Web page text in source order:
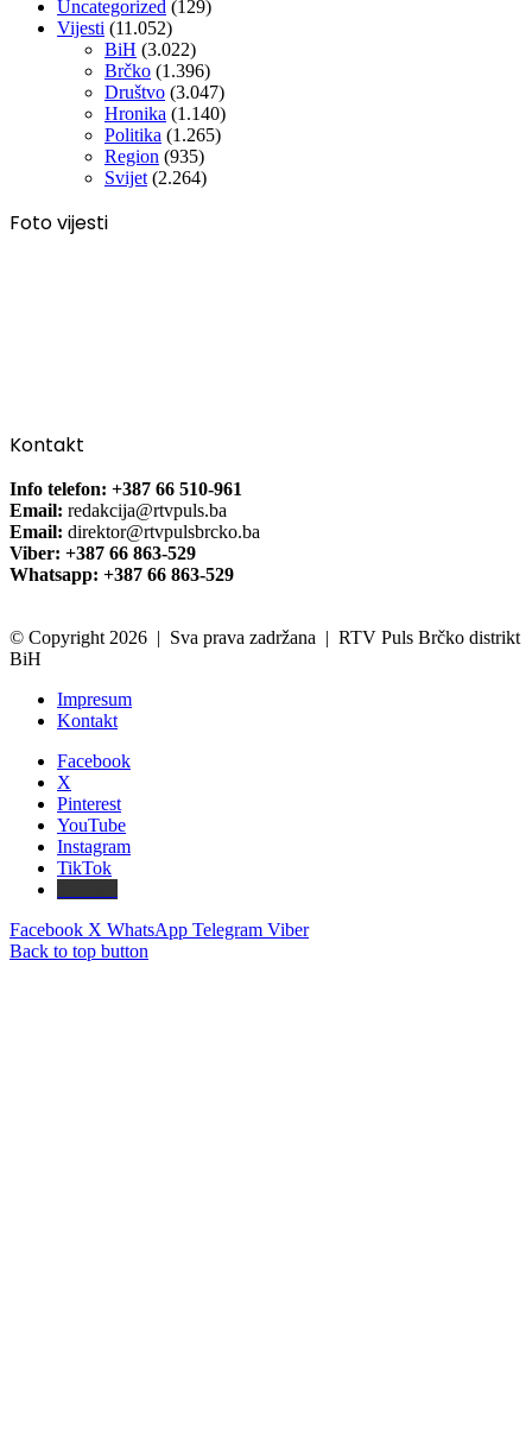
Uncategorized (129)
Vijesti (11.052)
BiH (3.022)
Brčko (1.396)
Društvo (3.047)
Hronika (1.140)
Politika (1.265)
Region (935)
Svijet (2.264)
Foto vijesti
Kontakt
Info telefon: +387 66 510-961
Email: redakcija@rtvpuls.ba
Email: direktor@rtvpulsbrcko.ba
Viber: +387 66 863-529
Whatsapp: +387 66 863-529
© Copyright 2026 | Sva prava zadržana | RTV Puls Brčko distrikt
BiH
Impresum
Kontakt
Facebook
X
Pinterest
YouTube
Instagram
TikTok
Facebook X WhatsApp Telegram Viber
Back to top button